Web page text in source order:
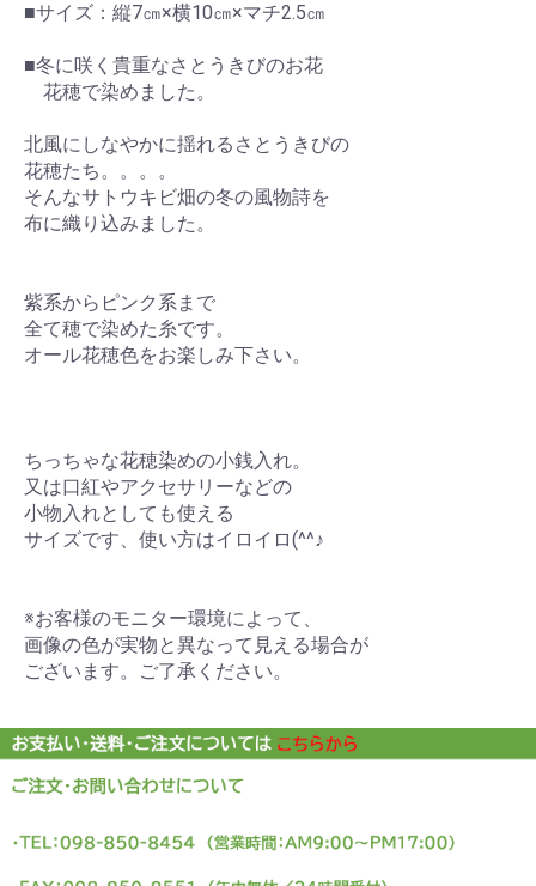
■サイズ：縦7㎝×横10㎝×マチ2.5㎝
■冬に咲く貴重なさとうきびのお花
花穂で染めました。
北風にしなやかに揺れるさとうきびの
花穂たち。。。。
そんなサトウキビ畑の冬の風物詩を
布に織り込みました。
紫系からピンク系まで
全て穂で染めた糸です。
オール花穂色をお楽しみ下さい。
ちっちゃな花穂染めの小銭入れ。
又は口紅やアクセサリーなどの
小物入れとしても使える
サイズです、使い方はイロイロ(^^♪
※お客様のモニター環境によって、
画像の色が実物と異なって見える場合が
ございます。ご了承ください。